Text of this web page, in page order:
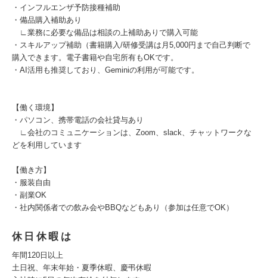
・インフルエンザ予防接種補助
・備品購入補助あり
∟業務に必要な備品は相談の上補助ありで購入可能
・スキルアップ補助（書籍購入/研修受講は月5,000円まで自己判断で
購入できます。電子書籍や自宅所有もOKです。
・AI活用も推奨しており、Geminiの利用が可能です。
【働く環境】
・パソコン、携帯電話の会社貸与あり
∟会社のコミュニケーションは、Zoom、slack、チャットワークな
どを利用しています
【働き方】
・服装自由
・副業OK
・社内関係者での飲み会やBBQなどもあり（参加は任意でOK）
休日休暇は
年間120日以上
土日祝、年末年始・夏季休暇、慶弔休暇